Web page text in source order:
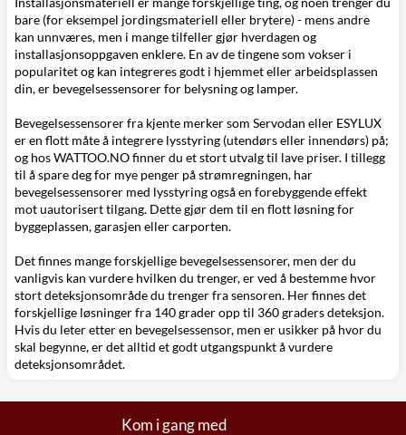
bare (for eksempel jordingsmateriell eller brytere) - mens andre
kan unnværes, men i mange tilfeller gjør hverdagen og
installasjonsoppgaven enklere. En av de tingene som vokser i
popularitet og kan integreres godt i hjemmet eller arbeidsplassen
din, er bevegelsessensorer for belysning og lamper.
Bevegelsessensorer fra kjente merker som Servodan eller ESYLUX
er en flott måte å integrere lysstyring (utendørs eller innendørs) på;
og hos WATTOO.NO finner du et stort utvalg til lave priser. I tillegg
til å spare deg for mye penger på strømregningen, har
bevegelsessensorer med lysstyring også en forebyggende effekt
mot uautorisert tilgang. Dette gjør dem til en flott løsning for
byggeplassen, garasjen eller carporten.
Det finnes mange forskjellige bevegelsessensorer, men der du
vanligvis kan vurdere hvilken du trenger, er ved å bestemme hvor
stort deteksjonsområde du trenger fra sensoren. Her finnes det
forskjellige løsninger fra 140 grader opp til 360 graders deteksjon.
Hvis du leter etter en bevegelsessensor, men er usikker på hvor du
skal begynne, er det alltid et godt utgangspunkt å vurdere
deteksjonsområdet.
Kom i gang med